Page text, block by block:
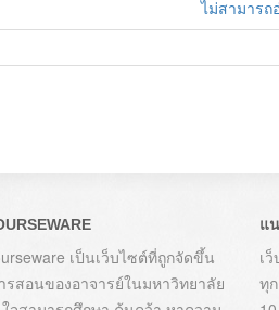
ไม่สามารถ
เป็นเว็บไซต์ที่ถูกจัดขึ้น
รสอนของอาจารย์ในมหาวิทยาลัย
แ
เ
ทุ